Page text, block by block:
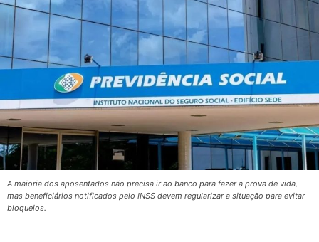
A maioria dos aposentados não precisa ir ao banco para fazer a prova de vida,
mas beneficiários notificados pelo INSS devem regularizar a situação para evitar
bloqueios.